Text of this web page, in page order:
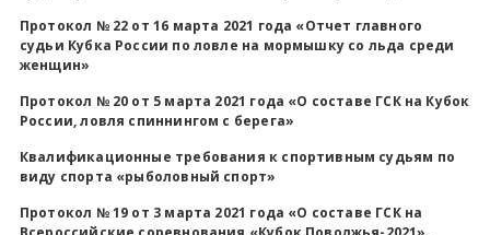
Протокол № 22 от 16 марта 2021 года «Отчет главного
судьи Кубка России по ловле на мормышку со льда среди
женщин»
Протокол № 20 от 5 марта 2021 года «О составе ГСК на Кубок
России, ловля спиннингом с берега»
Квалификационные требования к спортивным судьям по
виду спорта «рыболовный спорт»
Протокол № 19 от 3 марта 2021 года «О составе ГСК на